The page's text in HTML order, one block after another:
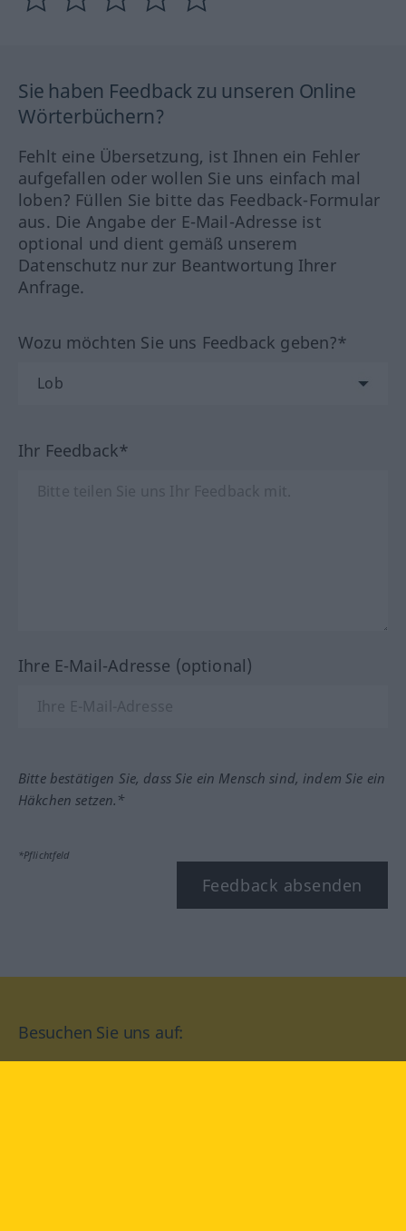
Sie haben Feedback zu unseren Online
Wörterbüchern?
Fehlt eine Übersetzung, ist Ihnen ein Fehler
aufgefallen oder wollen Sie uns einfach mal
loben? Füllen Sie bitte das Feedback-Formular
aus. Die Angabe der E-Mail-Adresse ist
optional und dient gemäß unserem
Datenschutz nur zur Beantwortung Ihrer
Anfrage.
Wozu möchten Sie uns Feedback geben?*
Ihr Feedback*
Ihre E-Mail-Adresse (optional)
Bitte bestätigen Sie, dass Sie ein Mensch sind, indem Sie ein
Häkchen setzen.*
*Pflichtfeld
Feedback absenden
Besuchen Sie uns auf: